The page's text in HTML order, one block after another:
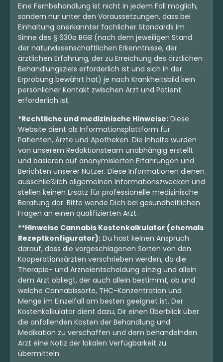
Eine Fernbehandlung ist nicht in jedem Fall möglich,
sondern nur unter den Voraussetzungen, dass bei
Einhaltung anerkannter fachlicher Standards im
Sinne des § 630a BGB (nach dem jeweiligen Stand
der naturwissenschaftlichen Erkenntnisse, der
ärztlichen Erfahrung, der zu Erreichung des ärztlichen
Behandlungsziels erforderlich ist und sich in der
Erprobung bewährt hat) je nach Krankheitsbild kein
persönlicher Kontakt zwischen Arzt und Patient
erforderlich ist.
*Rechtliche und medizinische Hinweise: Diese
Website dient als Informationsplattform für
Patienten, Ärzte und Apotheken. Die Inhalte wurden
von unserem Redaktionsteam unabhängig erstellt
und basieren auf anonymisierten Erfahrungen und
Berichten unserer Nutzer. Diese Informationen dienen
ausschließlich allgemeinen Informationszwecken und
stellen keinen Ersatz für professionelle medizinische
Beratung dar. Bitte wende Dich bei gesundheitlichen
Fragen an einen qualifizierten Arzt.
**Hinweise Cannabis Kostenkalkulator (ehemals
Rezeptkonfigurator): Du hast keinen Anspruch
darauf, dass die vorgeschlagenen Sorten von den
Kooperationsärzten verschrieben werden, da die
Therapie- und Arzneientscheidung einzig und allein
dem Arzt obliegt, der auch allein bestimmt, ob und
welche Cannabissorte, THC-Konzentration und
Menge im Einzelfall am besten geeignet ist. Der
Kostenkalkulator dient dazu, Dir einen Überblick über
die anfallenden Kosten der Behandlung und
Medikation zu verschaffen und dem behandelnden
Arzt eine Notiz der lokalen Verfügbarkeit zu
übermitteln.